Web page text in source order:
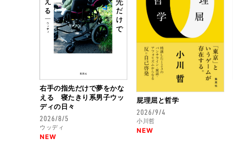
右手の指先だけで夢をかな
える 寝たきり系男子ウッ
ディの日々
2026/8/5
ウッディ
NEW
屁理屈と哲学
2026/9/4
小川哲
NEW